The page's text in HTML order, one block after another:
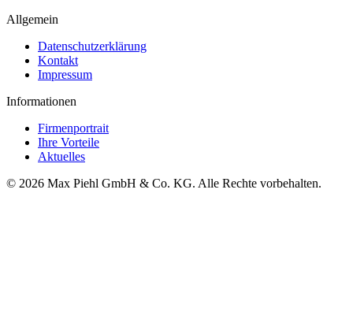
Allgemein
Datenschutzerklärung
Kontakt
Impressum
Informationen
Firmenportrait
Ihre Vorteile
Aktuelles
© 2026 Max Piehl GmbH & Co. KG. Alle Rechte vorbehalten.